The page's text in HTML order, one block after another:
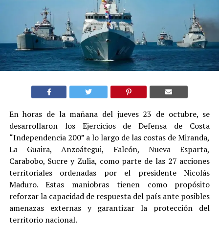
En horas de la mañana del jueves 23 de octubre, se
desarrollaron los Ejercicios de Defensa de Costa
“Independencia 200” a lo largo de las costas de Miranda,
La Guaira, Anzoátegui, Falcón, Nueva Esparta,
Carabobo, Sucre y Zulia, como parte de las 27 acciones
territoriales ordenadas por el presidente Nicolás
Maduro. Estas maniobras tienen como propósito
reforzar la capacidad de respuesta del país ante posibles
amenazas externas y garantizar la protección del
territorio nacional.